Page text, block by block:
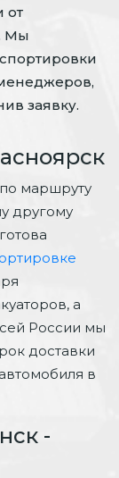
от
Мы
заявку.
маршруту
другому
а
России мы
доставки
в
-